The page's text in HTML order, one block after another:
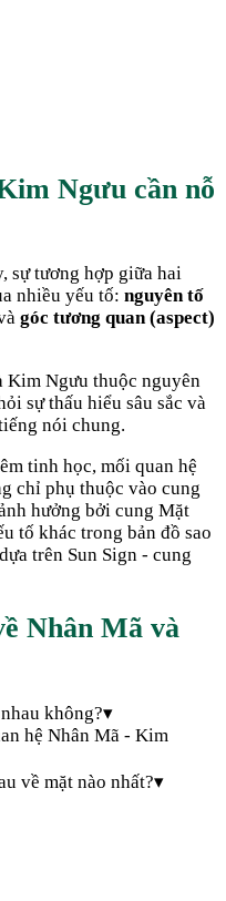
Ngưu cần nỗ
sự tương hợp giữa hai
nhiều yếu tố: nguyên tố
góc tương quan (aspect)
Kim Ngưu thuộc nguyên
sự thấu hiểu sâu sắc và
nói chung.
tinh học, mối quan hệ
chỉ phụ thuộc vào cung
hưởng bởi cung Mặt
tố khác trong bản đồ sao
trên Sun Sign - cung
Nhân Mã và
không?▾
hệ Nhân Mã - Kim
về mặt nào nhất?▾